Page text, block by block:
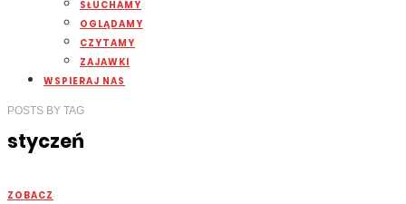
SŁUCHAMY
OGLĄDAMY
CZYTAMY
ZAJAWKI
WSPIERAJ NAS
POSTS BY TAG
styczeń
ZOBACZ